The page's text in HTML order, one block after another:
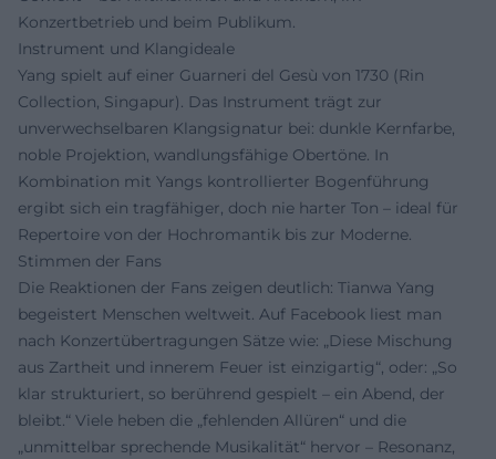
Konzertbetrieb und beim Publikum.
Instrument und Klangideale
Yang spielt auf einer Guarneri del Gesù von 1730 (Rin
Collection, Singapur). Das Instrument trägt zur
unverwechselbaren Klangsignatur bei: dunkle Kernfarbe,
noble Projektion, wandlungsfähige Obertöne. In
Kombination mit Yangs kontrollierter Bogenführung
ergibt sich ein tragfähiger, doch nie harter Ton – ideal für
Repertoire von der Hochromantik bis zur Moderne.
Stimmen der Fans
Die Reaktionen der Fans zeigen deutlich: Tianwa Yang
begeistert Menschen weltweit. Auf Facebook liest man
nach Konzertübertragungen Sätze wie: „Diese Mischung
aus Zartheit und innerem Feuer ist einzigartig“, oder: „So
klar strukturiert, so berührend gespielt – ein Abend, der
bleibt.“ Viele heben die „fehlenden Allüren“ und die
„unmittelbar sprechende Musikalität“ hervor – Resonanz,